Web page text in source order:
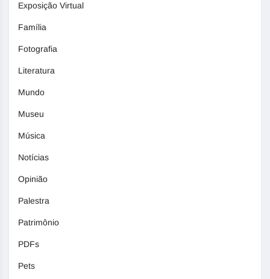
Exposição Virtual
Família
Fotografia
Literatura
Mundo
Museu
Música
Notícias
Opinião
Palestra
Patrimônio
PDFs
Pets